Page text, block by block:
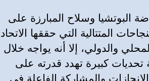
البوتشيا وسلاح المبارزة على
المتتالية التي حققها الاتحاد
والدولي، إلا أنه يواجه خلال
تحديات كبيرة تهدد قدرته على
والمشاركة الفاعلة في